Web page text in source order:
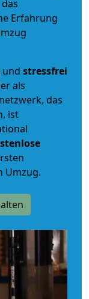
Erfahrung
und stressfrei
als
das
ist
Umzug.